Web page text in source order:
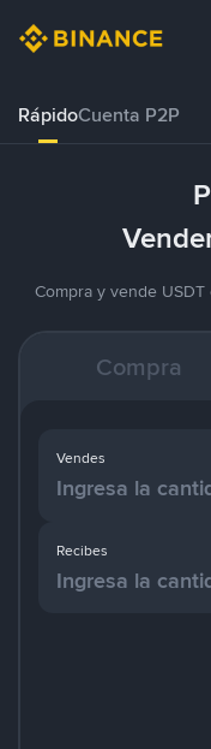
RápidoCuenta P2P
Compra y vende
Compra
Recibes
Vendes